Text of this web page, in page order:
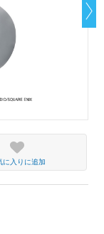
に入りに追加